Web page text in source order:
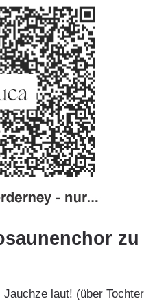
zu
laut! (über Tochter